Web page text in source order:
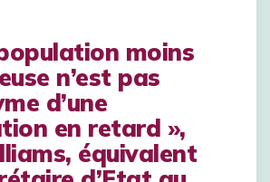
moins
n’est pas
d’une
en retard »,
, équivalent